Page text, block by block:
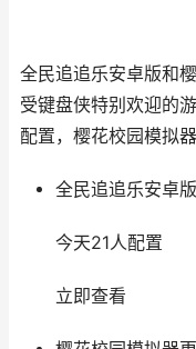
全民追追乐安卓版和
受键盘侠特别欢迎的
配置，樱花校园模拟
全民追追乐安卓版
今天21人配置
立即查看